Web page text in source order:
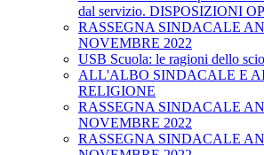
dal servizio. DISPOSIZIONI
RASSEGNA SINDACALE
NOVEMBRE 2022
USB Scuola: le ragioni dello
ALL'ALBO SINDACALE E
RELIGIONE
RASSEGNA SINDACALE
NOVEMBRE 2022
RASSEGNA SINDACALE